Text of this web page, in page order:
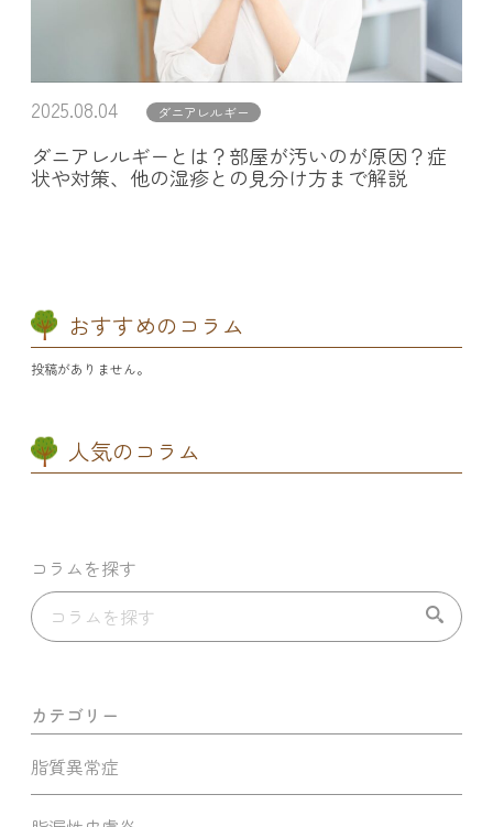
2025.08.04 ダニアレルギー
ダニアレルギーとは？部屋が汚いのが原因？症
状や対策、他の湿疹との見分け方まで解説
おすすめのコラム
投稿がありません。
人気のコラム
コラムを探す
カテゴリー
脂質異常症